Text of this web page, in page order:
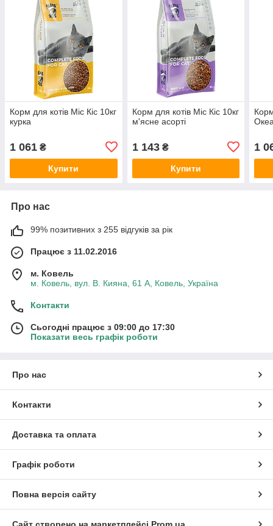
Корм для котів Міс Кіс 10кг
курка
1 061 ₴
Купити
Корм для котів Міс Кіс 10кг
м'ясне асорті
1 143₴
Купити
1
Про нас
99% позитивних з 255 відгуків за рік
Працює з 11.02.2016
м. Ковель
м. Ковель, вул. В. Кияна, 61 А, Ковель, Україна
Контакти
Сьогодні працює з 09:00 до 17:30
Показати весь графік роботи
Про нас
Контакти
Доставка та оплата
Графік роботи
Повна версія сайту
Сайт створено на маркетплейсі Prom.ua